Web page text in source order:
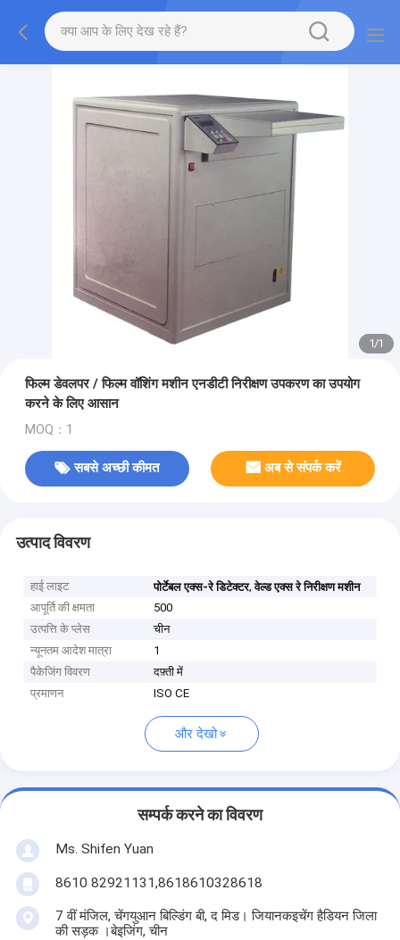
1/1
फिल्म डेवलपर / फिल्म वॉशिंग मशीन एनडीटी निरीक्षण उपकरण का उपयोग
करने के लिए आसान
MOQ：1
सबसे अच्छी कीमत अब से संपर्क करें
उत्पाद विवरण
हाई लाइट पोर्टेबल एक्स-रे डिटेक्टर,वेल्ड एक्स रे निरीक्षण मशीन
आपूर्ति की क्षमता
500
उत्पत्ति के प्लेस
चीन
न्यूनतम आदेश मात्रा
1
पैकेजिंग विवरण
दफ़्ती में
प्रमाणन
ISO CE
और देखो
सम्पर्क करने का विवरण
Ms. Shifen Yuan
8610 82921131,8618610328618
7 वीं मंजिल, चेंगयुआन बिल्डिंग बी, द मिड। जियानकइचेंग हैडियन जिला
की सड़क ।बेइजिंग, चीन